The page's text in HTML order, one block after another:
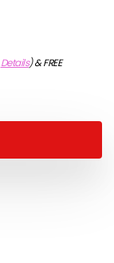
Details)&FREE